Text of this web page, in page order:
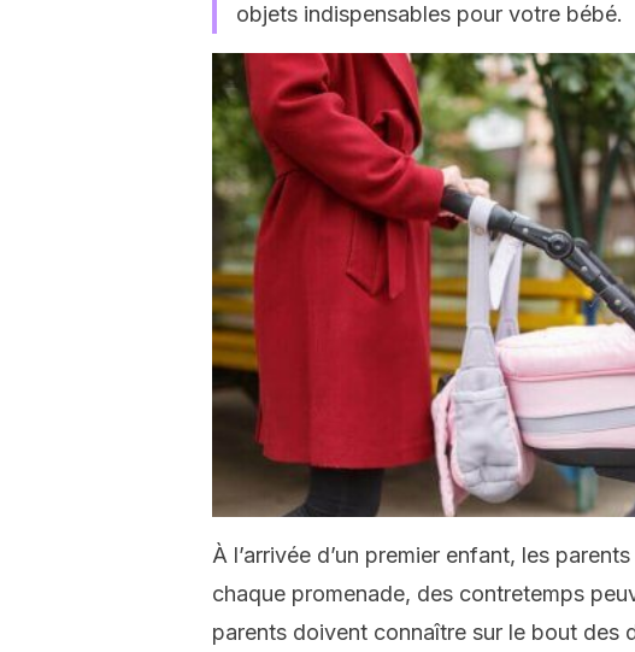
objets indispensables pour votre bébé.
À l’arrivée d’un premier enfant, les
chaque promenade, des contretemps
parents doivent connaître sur le bout des